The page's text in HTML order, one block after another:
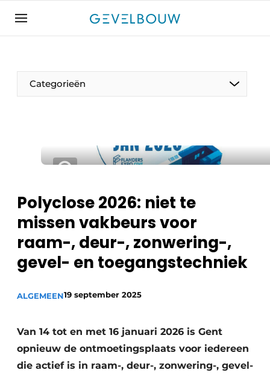
Aanmelden
Bedrijven
Contact
Evenement aanmelden
daken
Gevelbouw 2024-04
Meest gelezen
Nieuwsbrief
Privacy / Cookie statement
Vacatures
Video’s
Categorieën
Polyclose 2026: niet te
missen vakbeurs voor
raam-, deur-, zonwering-,
gevel- en toegangstechniek
ALGEMEEN19 september 2025
Van 14 tot en met 16 januari 2026 is Gent
opnieuw de ontmoetingsplaats voor iedereen
die actief is in raam-, deur-, zonwering-, gevel-